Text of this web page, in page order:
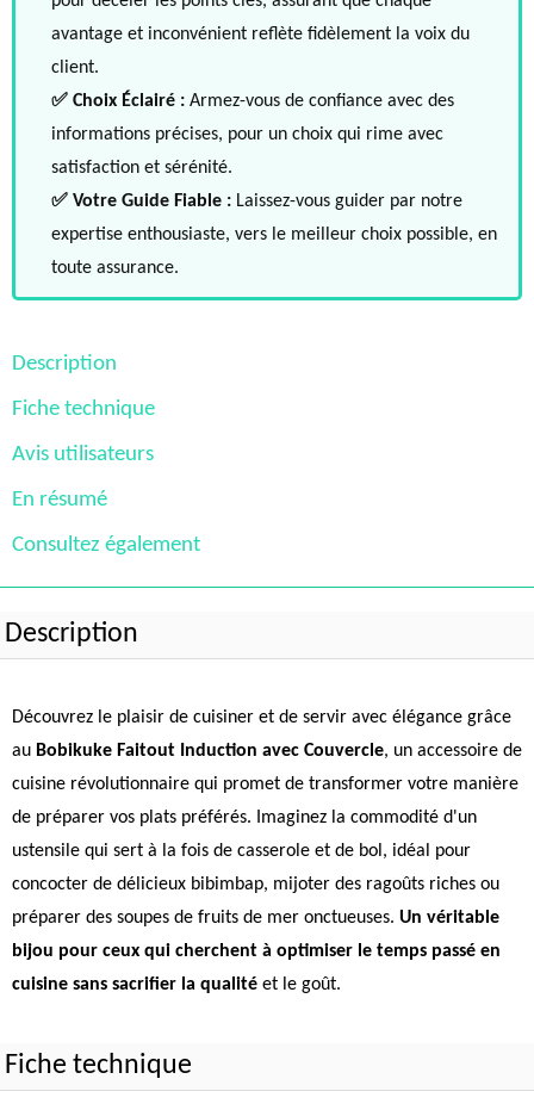
avantage et inconvénient reflète fidèlement la voix du
client.
✅ Choix Éclairé : Armez-vous de confiance avec des
informations précises, pour un choix qui rime avec
satisfaction et sérénité.
✅ Votre Guide Fiable : Laissez-vous guider par notre
expertise enthousiaste, vers le meilleur choix possible, en
toute assurance.
Description
Fiche technique
Avis utilisateurs
En résumé
Consultez également
Description
Découvrez le plaisir de cuisiner et de servir avec élégance grâce
au Bobikuke Faitout Induction avec Couvercle, un accessoire de
cuisine révolutionnaire qui promet de transformer votre manière
de préparer vos plats préférés. Imaginez la commodité d'un
ustensile qui sert à la fois de casserole et de bol, idéal pour
concocter de délicieux bibimbap, mijoter des ragoûts riches ou
préparer des soupes de fruits de mer onctueuses. Un véritable
bijou pour ceux qui cherchent à optimiser le temps passé en
cuisine sans sacrifier la qualité et le goût.
Fiche technique